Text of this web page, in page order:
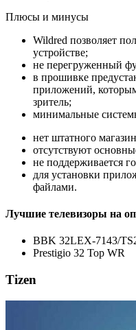
Плюсы и минусы
Wildred позволяет
устройстве;
не перегруженный
в прошивке
приложений,
зритель;
минимальные
нет штатного
отсутствуют
не поддерживается
для установки
файлами.
Лучшие телевизоры на
BBK 32LEX-7143/
Prestigio 32 Top WR
Tizen